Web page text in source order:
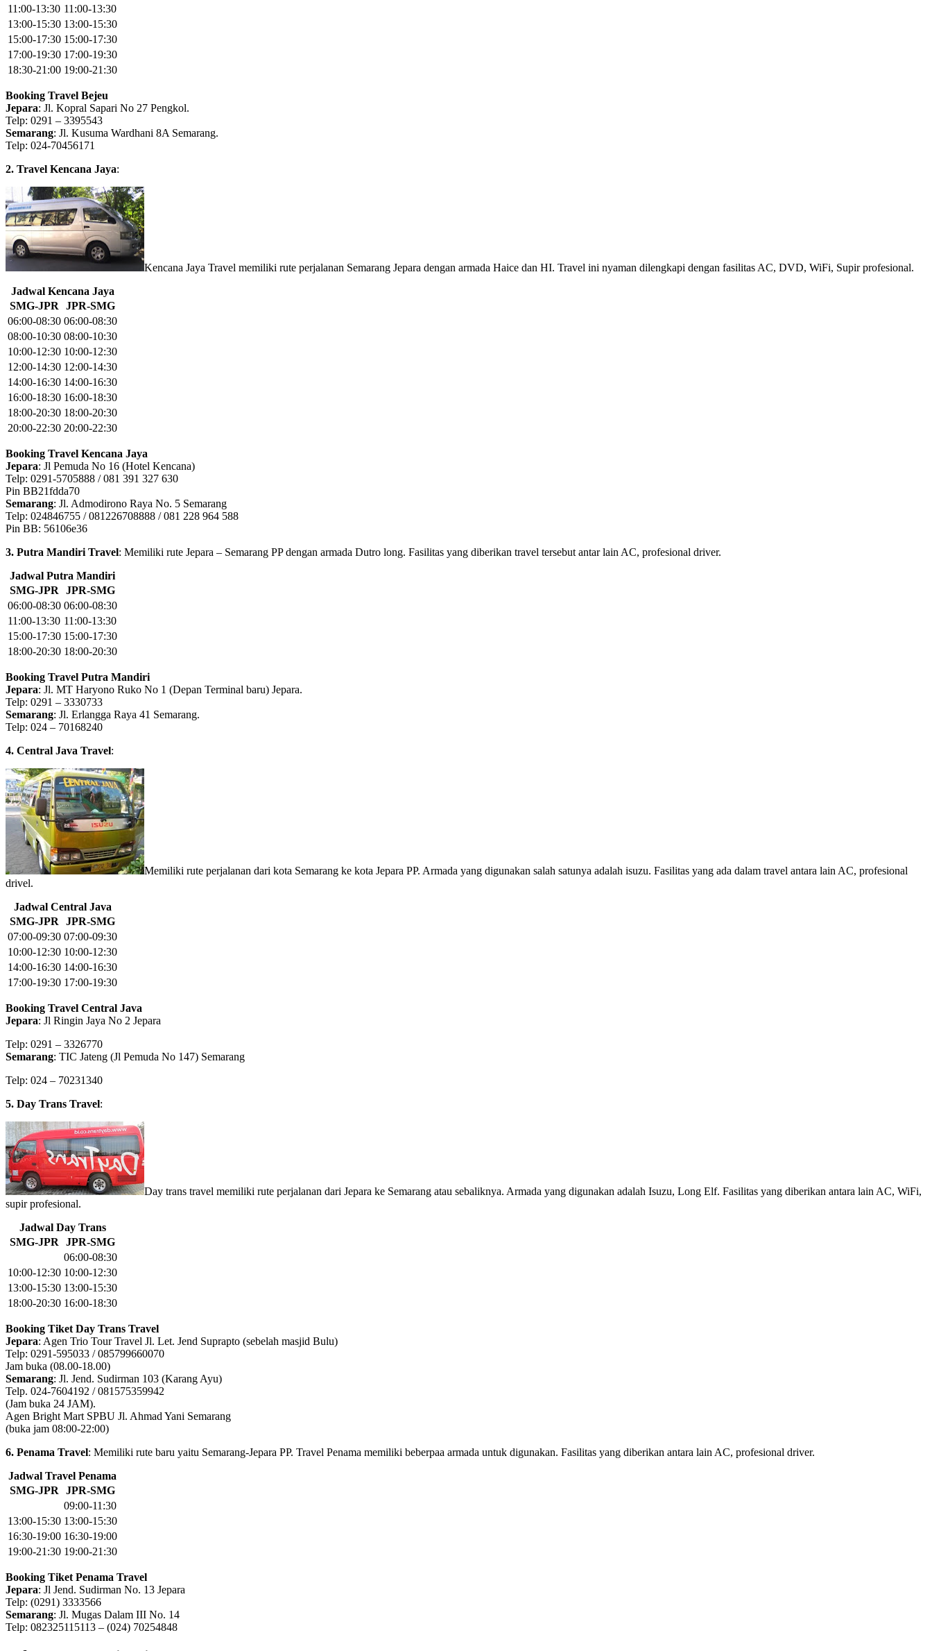
11:00-13:30 11:00-13:30
13:00-15:30 13:00-15:30
15:00-17:30 15:00-17:30
17:00-19:30 17:00-19:30
18:30-21:00 19:00-21:30
Booking Travel Bejeu
Jepara: Jl. Kopral Sapari No 27 Pengkol.
Telp: 0291 – 3395543
Semarang: Jl. Kusuma Wardhani 8A Semarang.
Telp: 024-70456171
2. Travel Kencana Jaya:
Kencana Jaya Travel memiliki rute perjalanan Semarang Jepara dengan armada Haice dan HI. Travel ini nyaman dilengkapi dengan fasilitas AC, DVD, WiFi, Supir profesional.
Jadwal Kencana Jaya
SMG-JPR
JPR-SMG
06:00-08:30 06:00-08:30
08:00-10:30 08:00-10:30
10:00-12:30 10:00-12:30
12:00-14:30 12:00-14:30
14:00-16:30 14:00-16:30
16:00-18:30 16:00-18:30
18:00-20:30 18:00-20:30
20:00-22:30 20:00-22:30
Booking Travel Kencana Jaya
Jepara: Jl Pemuda No 16 (Hotel Kencana)
Telp: 0291-5705888 / 081 391 327 630
Pin BB21fdda70
Semarang: Jl. Admodirono Raya No. 5 Semarang
Telp: 024846755 / 081226708888 / 081 228 964 588
Pin BB: 56106e36
3. Putra Mandiri Travel: Memiliki rute Jepara – Semarang PP dengan armada Dutro long. Fasilitas yang diberikan travel tersebut antar lain AC, profesional driver.
Jadwal Putra Mandiri
SMG-JPR
JPR-SMG
06:00-08:30 06:00-08:30
11:00-13:30 11:00-13:30
15:00-17:30 15:00-17:30
18:00-20:30 18:00-20:30
Booking Travel Putra Mandiri
Jepara: Jl. MT Haryono Ruko No 1 (Depan Terminal baru) Jepara.
Telp: 0291 – 3330733
Semarang: Jl. Erlangga Raya 41 Semarang.
Telp: 024 – 70168240
4. Central Java Travel:
Memiliki rute perjalanan dari kota Semarang ke kota Jepara PP. Armada yang digunakan salah satunya adalah isuzu. Fasilitas yang ada dalam travel antara lain AC, profesional
drivel.
Jadwal Central Java
SMG-JPR
JPR-SMG
07:00-09:30 07:00-09:30
10:00-12:30 10:00-12:30
14:00-16:30 14:00-16:30
17:00-19:30 17:00-19:30
Booking Travel Central Java
Jepara: Jl Ringin Jaya No 2 Jepara
Telp: 0291 – 3326770
Semarang: TIC Jateng (Jl Pemuda No 147) Semarang
Telp: 024 – 70231340
5. Day Trans Travel:
Day trans travel memiliki rute perjalanan dari Jepara ke Semarang atau sebaliknya. Armada yang digunakan adalah Isuzu, Long Elf. Fasilitas yang diberikan antara lain AC, WiFi,
supir profesional.
Jadwal Day Trans
SMG-JPR
JPR-SMG
06:00-08:30
10:00-12:30 10:00-12:30
13:00-15:30 13:00-15:30
18:00-20:30 16:00-18:30
Booking Tiket Day Trans Travel
Jepara: Agen Trio Tour Travel Jl. Let. Jend Suprapto (sebelah masjid Bulu)
Telp: 0291-595033 / 085799660070
Jam buka (08.00-18.00)
Semarang: Jl. Jend. Sudirman 103 (Karang Ayu)
Telp. 024-7604192 / 081575359942
(Jam buka 24 JAM).
Agen Bright Mart SPBU Jl. Ahmad Yani Semarang
(buka jam 08:00-22:00)
6. Penama Travel: Memiliki rute baru yaitu Semarang-Jepara PP. Travel Penama memiliki beberpaa armada untuk digunakan. Fasilitas yang diberikan antara lain AC, profesional driver.
Jadwal Travel Penama
SMG-JPR
JPR-SMG
09:00-11:30
13:00-15:30 13:00-15:30
16:30-19:00 16:30-19:00
19:00-21:30 19:00-21:30
Booking Tiket Penama Travel
Jepara: Jl Jend. Sudirman No. 13 Jepara
Telp: (0291) 3333566
Semarang: Jl. Mugas Dalam III No. 14
Telp: 082325115113 – (024) 70254848